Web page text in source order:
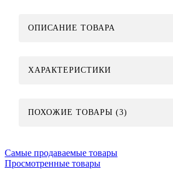
ОПИСАНИЕ ТОВАРА
ХАРАКТЕРИСТИКИ
ПОХОЖИЕ ТОВАРЫ (3)
Самые продаваемые товары
Просмотренные товары